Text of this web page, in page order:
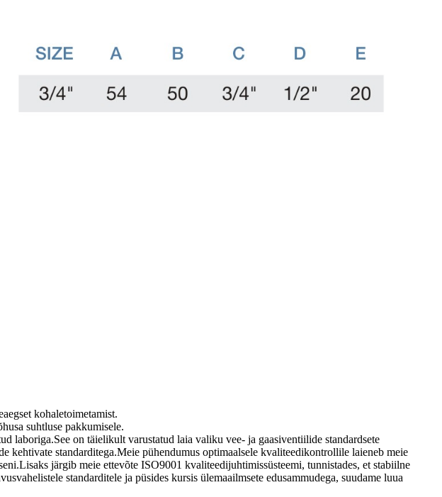
kohaletoimetamist.
suhtluse pakkumisele.
on täielikult varustatud laia valiku vee- ja gaasiventiilide standardsete
kehtivate standarditega.Meie pühendumus optimaalsele kvaliteedikontrollile laieneb meie
järgib meie ettevõte ISO9001 kvaliteedijuhtimissüsteemi, tunnistades, et stabiilne
standarditele ja püsides kursis ülemaailmsete edusammudega, suudame luua